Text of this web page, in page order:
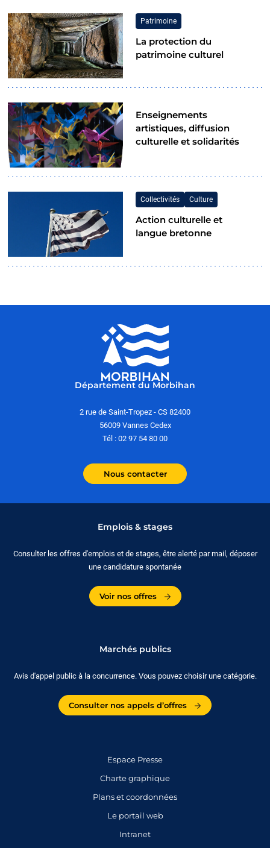
Patrimoine
La protection du
patrimoine culturel
Enseignements
artistiques, diffusion
culturelle et solidarités
Collectivités Culture
Action culturelle et
langue bretonne
Département du Morbihan
2 rue de Saint-Tropez - CS 82400
56009 Vannes Cedex
Tél : 02 97 54 80 00
Nous contacter
Emplois & stages
Consulter les offres d'emplois et de stages, être alerté par mail, déposer
une candidature spontanée
Voir nos offres
Marchés publics
Avis d'appel public à la concurrence. Vous pouvez choisir une catégorie.
Consulter nos appels d’offres
Espace Presse
Charte graphique
Plans et coordonnées
Le portail web
Intranet